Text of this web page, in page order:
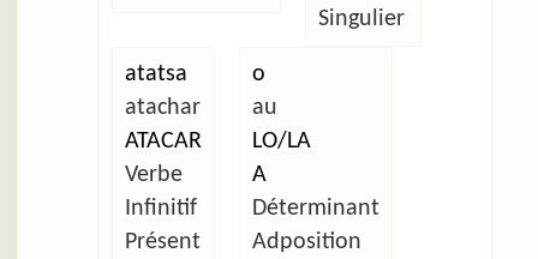
Singulier
atatsa
atachar
ATACAR
Verbe
Infinitif
Présent
o
au
LO/LA
A
Déterminant
Adposition